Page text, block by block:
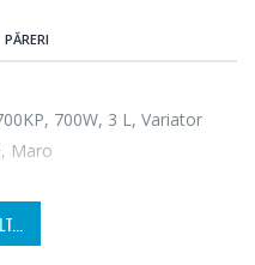
PĂRERI
700W, 3 L, Variator
Maro